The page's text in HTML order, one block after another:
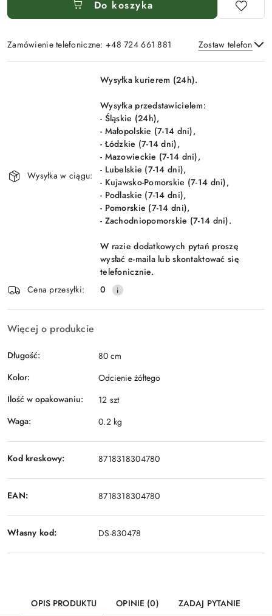
Do koszyka
Zamówienie telefoniczne: +48 724 661 881 Zostaw telefon
Wyślij
Wysyłka w ciągu:
Wysyłka kurierem (24h).
Wysyłka przedstawicielem:
- Śląskie (24h),
- Małopolskie (7-14 dni),
- Łódzkie (7-14 dni),
- Mazowieckie (7-14 dni),
- Lubelskie (7-14 dni),
- Kujawsko-Pomorskie (7-14 dni),
- Podlaskie (7-14 dni),
- Pomorskie (7-14 dni),
- Zachodniopomorskie (7-14 dni).
W razie dodatkowych pytań proszę
wysłać e-maila lub skontaktować się
telefonicznie.
Cena przesyłki:
0
Więcej o produkcie
Długość:
80 cm
Kolor:
Odcienie żółtego
Ilość w opakowaniu:
12 szt
Waga:
0.2 kg
Kod kreskowy: 8718318304780
EAN: 8718318304780
Własny kod: DS-830478
OPIS PRODUKTU OPINIE (0) ZADAJ PYTANIE